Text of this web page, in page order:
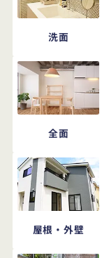
洗面
全面
屋根・外壁